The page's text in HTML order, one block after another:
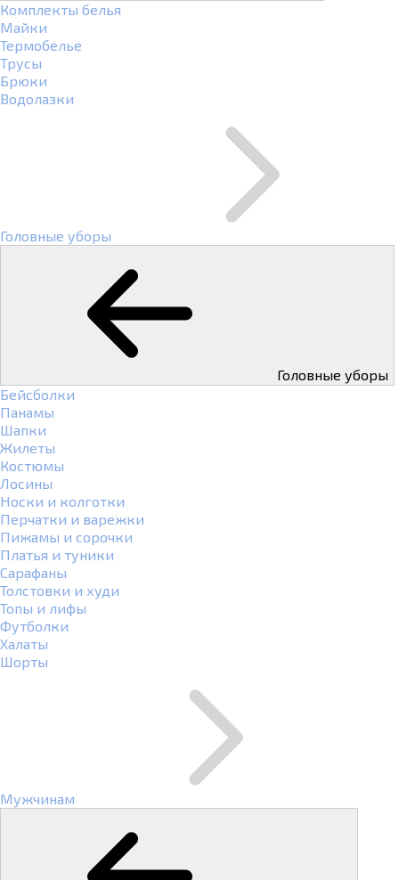
Комплекты белья
Майки
Термобелье
Трусы
Брюки
Водолазки
Головные уборы
Головные уборы
Бейсболки
Панамы
Шапки
Жилеты
Костюмы
Лосины
Носки и колготки
Перчатки и варежки
Пижамы и сорочки
Платья и туники
Сарафаны
Толстовки и худи
Топы и лифы
Футболки
Халаты
Шорты
Мужчинам